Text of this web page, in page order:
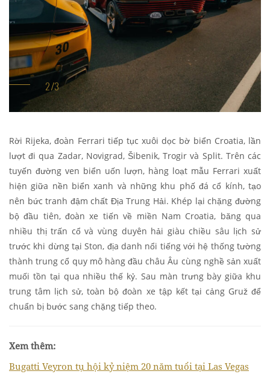
Rời Rijeka, đoàn Ferrari tiếp tục xuôi dọc bờ biển Croatia, lần
lượt đi qua Zadar, Novigrad, Šibenik, Trogir và Split. Trên các
tuyến đường ven biển uốn lượn, hàng loạt mẫu Ferrari xuất
hiện giữa nền biển xanh và những khu phố đá cổ kính, tạo
nên bức tranh đậm chất Địa Trung Hải. Khép lại chặng đường
bộ đầu tiên, đoàn xe tiến về miền Nam Croatia, băng qua
nhiều thị trấn cổ và vùng duyên hải giàu chiều sâu lịch sử
trước khi dừng tại Ston, địa danh nổi tiếng với hệ thống tường
thành trung cổ quy mô hàng đầu châu Âu cùng nghề sản xuất
muối tồn tại qua nhiều thế kỷ. Sau màn trưng bày giữa khu
trung tâm lịch sử, toàn bộ đoàn xe tập kết tại cảng Gruž để
chuẩn bị bước sang chặng tiếp theo.
Xem thêm:
Bugatti Veyron tụ hội kỷ niệm 20 năm tuổi tại Las Vegas